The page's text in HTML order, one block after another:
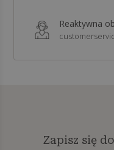
Reaktywna
Zapisz się